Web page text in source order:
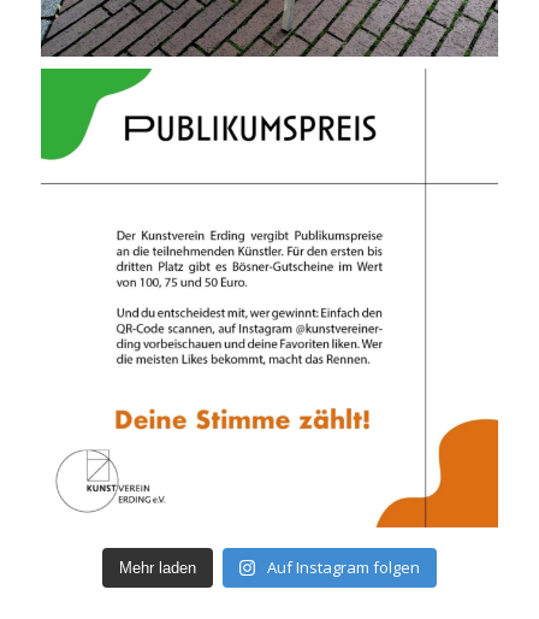
Mehr laden Auf Instagram folgen